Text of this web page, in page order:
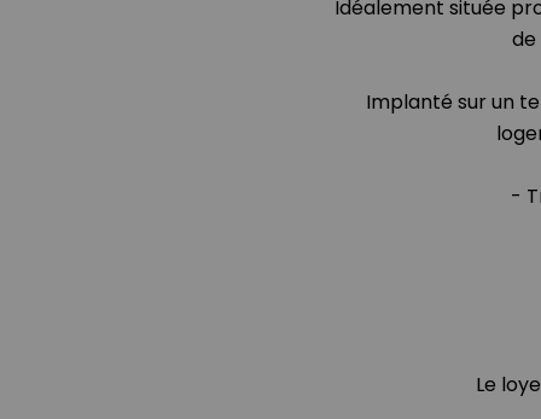
Idéalement située
de
Implanté sur un
-
Le